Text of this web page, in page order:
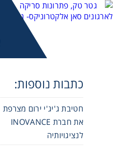
כתבות נוספות:
חטיבת ג'יג'י ירום מצרפת
את חברת INOVANCE
לנציגויותיה